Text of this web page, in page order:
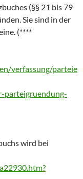
(§§ 21 bis 79
Sie sind in der
(****
verfassung/parteie
parteigruendung-
wird bei